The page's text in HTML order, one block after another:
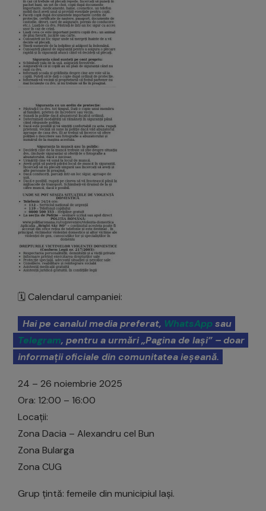
🗓 Calendarul campaniei:
Hai pe canalul media preferat, WhatsAppsau
Telegram, pentru a urmări „Pagina de Iași” – doar
informații oficiale din comunitatea ieșeană.
24 – 26 noiembrie 2025
Ora: 12:00 – 16:00
Locații:
Zona Dacia – Alexandru cel Bun
Zona Bularga
Zona CUG
Grup țintă: femeile din municipiul Iași.